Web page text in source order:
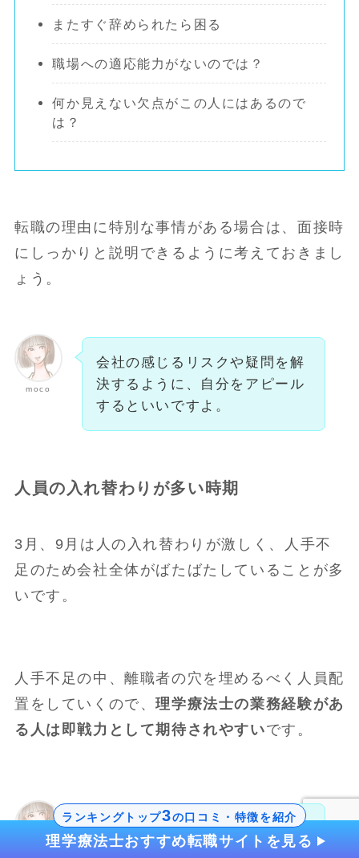
またすぐ辞められたら困る
職場への適応能力がないのでは？
何か見えない欠点がこの人にはあるので
は？
転職の理由に特別な事情がある場合は、面接時
にしっかりと説明できるように考えておきまし
ょう。
moco
会社の感じるリスクや疑問を解
決するように、自分をアピール
するといいですよ。
人員の入れ替わりが多い時期
3月、9月は人の入れ替わりが激しく、人手不
足のため会社全体がばたばたしていることが多
いです。
人手不足の中、離職者の穴を埋めるべく人員配
置をしていくので、理学療法士の業務経験があ
る人は即戦力として期待されやすいです。
慣れない中での業務はプレッシ
ャーを感じやすく負担になる可
ランキングトップ3の口コミ・特徴を紹介
理学療法士おすすめ転職サイトを見る